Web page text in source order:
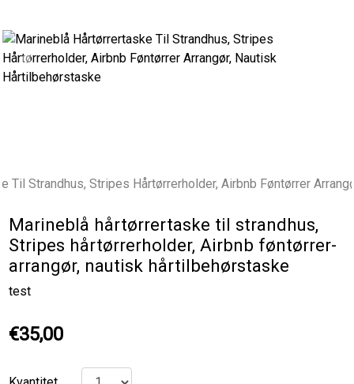
Previous
Marineblå hårtørrertaske til strandhus,
Stripes hårtørrerholder, Airbnb føntørrer-
arrangør, nautisk hårtilbehørstaske
test
€35,00